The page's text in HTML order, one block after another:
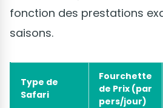
fonction des prestations
saisons.
Type de
Safari
Fourchette
de Prix (par
pers/jour)